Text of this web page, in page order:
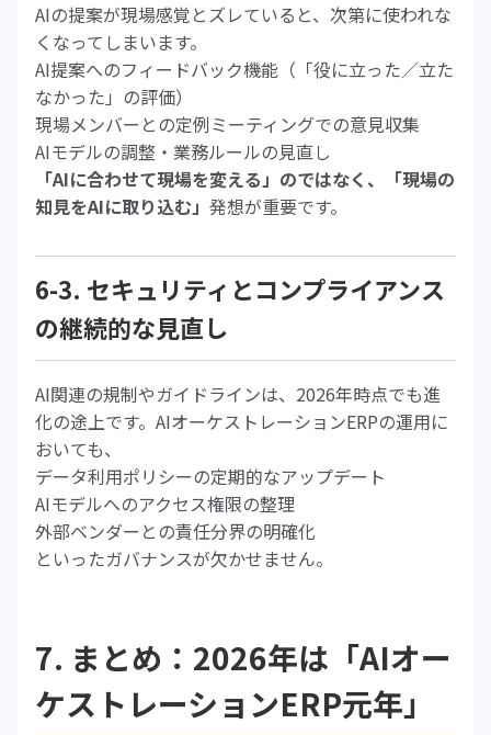
AIの提案が現場感覚とズレていると、次第に使われな
くなってしまいます。
AI提案へのフィードバック機能（「役に立った／立た
なかった」の評価）
現場メンバーとの定例ミーティングでの意見収集
AIモデルの調整・業務ルールの見直し
「AIに合わせて現場を変える」のではなく、「現場の
知見をAIに取り込む」 発想が重要です。
6-3. セキュリティとコンプライアンス
の継続的な見直し
AI関連の規制やガイドラインは、2026年時点でも進
化の途上です。AIオーケストレーションERPの運用に
おいても、
データ利用ポリシーの定期的なアップデート
AIモデルへのアクセス権限の整理
外部ベンダーとの責任分界の明確化
といったガバナンスが欠かせません。
7. まとめ：2026年は「AIオー
ケストレーションERP元年」